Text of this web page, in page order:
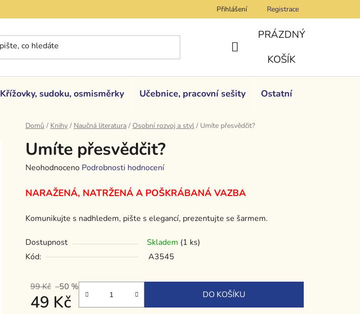
Přihlášení Registrace
NÁKUPNÍ
PRÁZDNÝ
KOŠÍK
Křížovky, sudoku, osmisměrky Učebnice, pracovní sešity Ostatní
Domů / Knihy / Naučná literatura / Osobní rozvoj a styl / Umíte přesvědčit?
Umíte přesvědčit?
Průměrné
produktu
0,0
5
hvězdiček.
Neohodnoceno Podrobnosti hodnocení
NARAŽENÁ, NATRŽENÁ A POŠKRÁBANÁ VAZBA
Komunikujte s nadhledem, pište s elegancí, prezentujte se šarmem.
Dostupnost Skladem (1 ks)
Kód:
A3545
99 Kč –50 %
49 Kč DO KOŠÍKU